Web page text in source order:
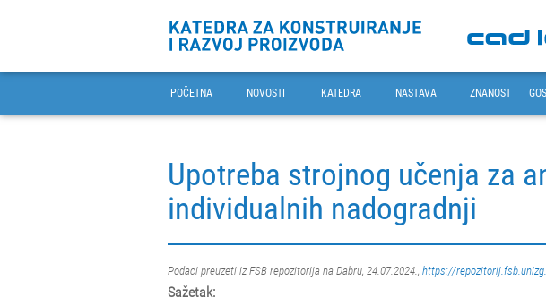
POČETNA NOVOSTI KATEDRA NASTAVA ZNANOST
Upotreba strojnog učenja za
individualnih nadogradnji
Podaci preuzeti iz FSB repozitorija na Dabru, 24.07.2024., https://
Sažetak: